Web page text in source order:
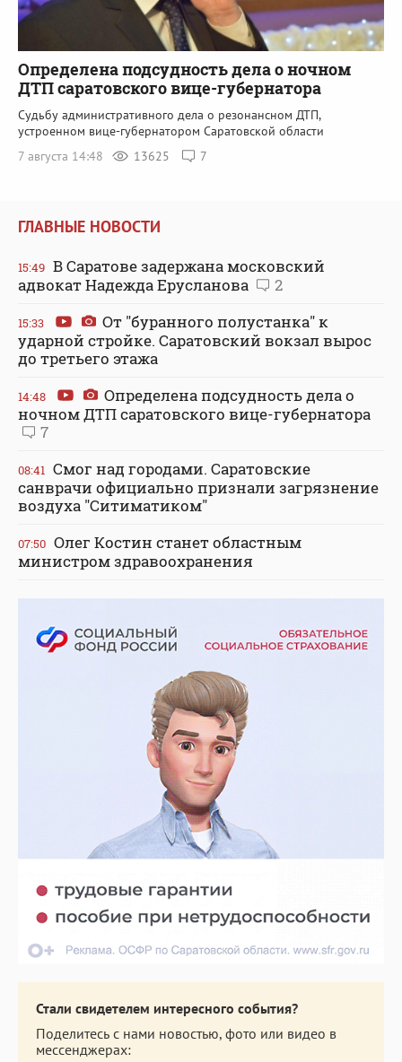
Определена подсудность дела о ночном
ДТП саратовского вице-губернатора
Судьбу административного дела о резонансном ДТП,
устроенном вице-губернатором Саратовской области
7 августа 14:48
13625 7
ГЛАВНЫЕ НОВОСТИ
15:49 В Саратове задержана московский
адвокат Надежда Ерусланова
2
15:33
От "буранного полустанка" к
ударной стройке. Саратовский вокзал вырос
до третьего этажа
14:48
Определена подсудность дела о
ночном ДТП саратовского вице-губернатора
7
08:41 Смог над городами. Саратовские
санврачи официально признали загрязнение
воздуха "Ситиматиком"
07:50 Олег Костин станет областным
министром здравоохранения
Стали свидетелем интересного события?
Поделитесь с нами новостью, фото или видео в
мессенджерах: